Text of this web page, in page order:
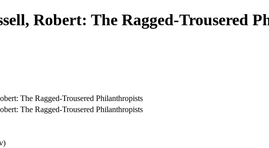
Robert: The Ragged-Trousered
The Ragged-Trousered Philanthropists
The Ragged-Trousered Philanthropists